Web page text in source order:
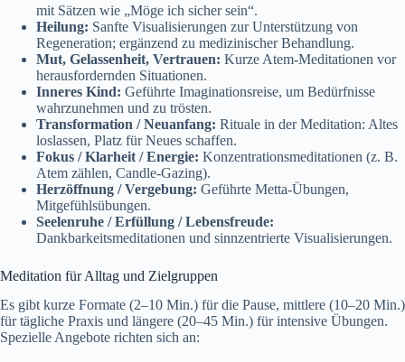
mit Sätzen wie „Möge ich sicher sein“.
Heilung: Sanfte Visualisierungen zur Unterstützung von
Regeneration; ergänzend zu medizinischer Behandlung.
Mut, Gelassenheit, Vertrauen: Kurze Atem-Meditationen vor
herausfordernden Situationen.
Inneres Kind: Geführte Imaginationsreise, um Bedürfnisse
wahrzunehmen und zu trösten.
Transformation / Neuanfang: Rituale in der Meditation: Altes
loslassen, Platz für Neues schaffen.
Fokus / Klarheit / Energie: Konzentrationsmeditationen (z. B.
Atem zählen, Candle-Gazing).
Herzöffnung / Vergebung: Geführte Metta-Übungen,
Mitgefühlsübungen.
Seelenruhe / Erfüllung / Lebensfreude:
Dankbarkeitsmeditationen und sinnzentrierte Visualisierungen.
Meditation für Alltag und Zielgruppen
Es gibt kurze Formate (2–10 Min.) für die Pause, mittlere (10–20 Min.)
für tägliche Praxis und längere (20–45 Min.) für intensive Übungen.
Spezielle Angebote richten sich an: